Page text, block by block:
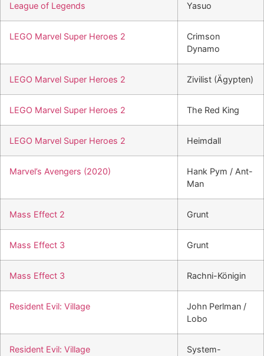
League of Legends Yasuo
LEGO Marvel Super Heroes 2
Crimson
Dynamo
LEGO Marvel Super Heroes 2 Zivilist (Ägypten)
LEGO Marvel Super Heroes 2 The Red King
LEGO Marvel Super Heroes 2 Heimdall
Marvel’s Avengers (2020)
Hank Pym / Ant-
Man
Mass Effect 2 Grunt
Mass Effect 3 Grunt
Mass Effect 3 Rachni-Königin
Resident Evil: Village
John Perlman /
Lobo
Resident Evil: Village
System-